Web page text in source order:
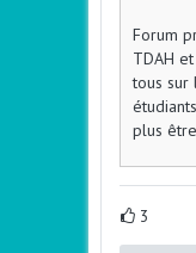
Forum
TDAH
tous sur
plus
3